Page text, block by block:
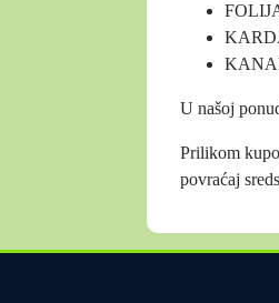
U našoj
Prilikom
povraćaj